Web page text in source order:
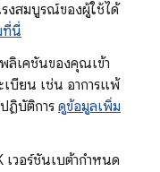
งสมบูรณ์ของผู้ใช้ได้
ที่นี่
ลิเคชันของคุณเข้า
เบียน เช่น อาการแพ้
ฏิบัติการ ดูข้อมูลเพิ่ม
เวอร์ชันเบต้ากำหนด